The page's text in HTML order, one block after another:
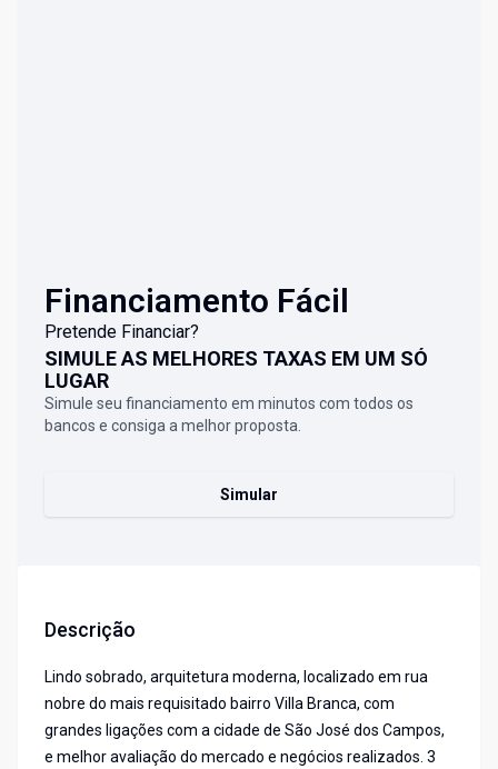
Financiamento Fácil
Pretende Financiar?
SIMULE AS MELHORES TAXAS EM UM SÓ
LUGAR
Simule seu financiamento em minutos com todos os
bancos e consiga a melhor proposta.
Simular
Descrição
Lindo sobrado, arquitetura moderna, localizado em rua
nobre do mais requisitado bairro Villa Branca, com
grandes ligações com a cidade de São José dos Campos,
e melhor avaliação do mercado e negócios realizados. 3